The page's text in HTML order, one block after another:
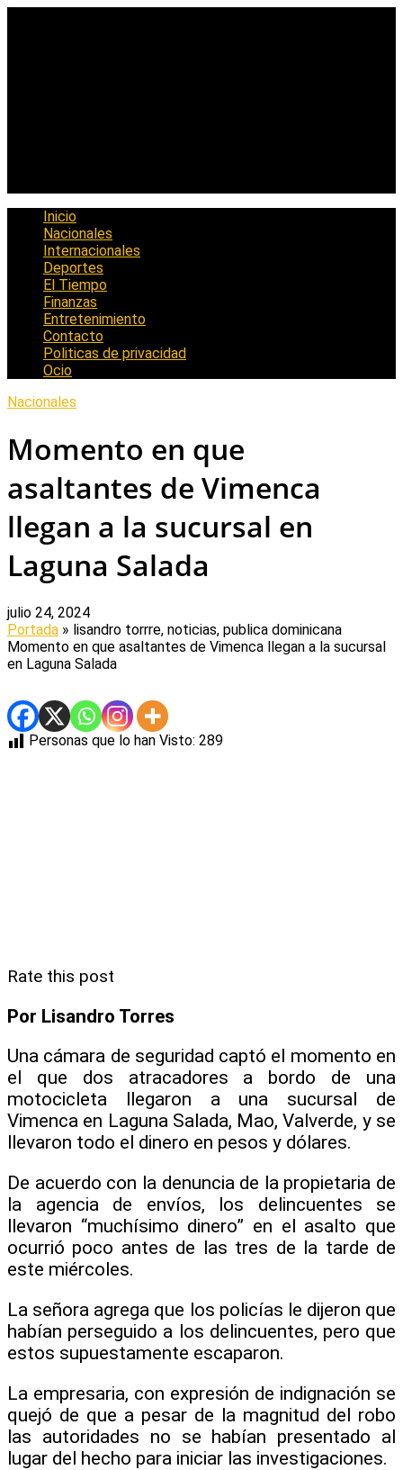
Inicio
Nacionales
Internacionales
Deportes
El Tiempo
Finanzas
Entretenimiento
Contacto
Politicas de privacidad
Ocio
Nacionales
Momento en que
asaltantes de Vimenca
llegan a la sucursal en
Laguna Salada
julio 24, 2024
Portada » lisandro torrre, noticias, publica dominicana
Momento en que asaltantes de Vimenca llegan a la sucursal
en Laguna Salada
Personas que lo han Visto: 289
Rate this post
Por Lisandro Torres
Una cámara de seguridad captó el momento en
el que dos atracadores a bordo de una
motocicleta llegaron a una sucursal de
Vimenca en Laguna Salada, Mao, Valverde, y se
llevaron todo el dinero en pesos y dólares.
De acuerdo con la denuncia de la propietaria de
la agencia de envíos, los delincuentes se
llevaron “muchísimo dinero” en el asalto que
ocurrió poco antes de las tres de la tarde de
este miércoles.
La señora agrega que los policías le dijeron que
habían perseguido a los delincuentes, pero que
estos supuestamente escaparon.
La empresaria, con expresión de indignación se
quejó de que a pesar de la magnitud del robo
las autoridades no se habían presentado al
lugar del hecho para iniciar las investigaciones.